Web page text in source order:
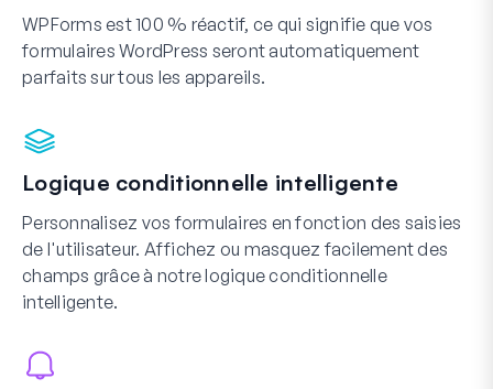
WPForms est 100 % réactif, ce qui signifie que vos
formulaires WordPress seront automatiquement
parfaits sur tous les appareils.
Logique conditionnelle intelligente
Personnalisez vos formulaires en fonction des saisies
de l'utilisateur. Affichez ou masquez facilement des
champs grâce à notre logique conditionnelle
intelligente.